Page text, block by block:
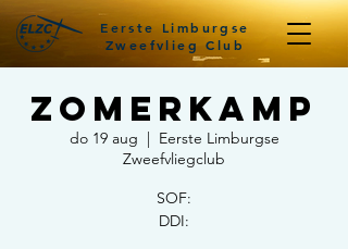
Eerste Limburgse
Zweefvlieg Club
Zomerkamp
do 19 aug
  |
Eerste Limburgse
Zweefvliegclub
SOF:
DDI: